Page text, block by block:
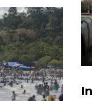
lirik
bidang